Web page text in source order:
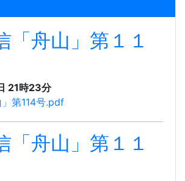
「舟山」第１１
21時23分
第114号.pdf
「舟山」第１１